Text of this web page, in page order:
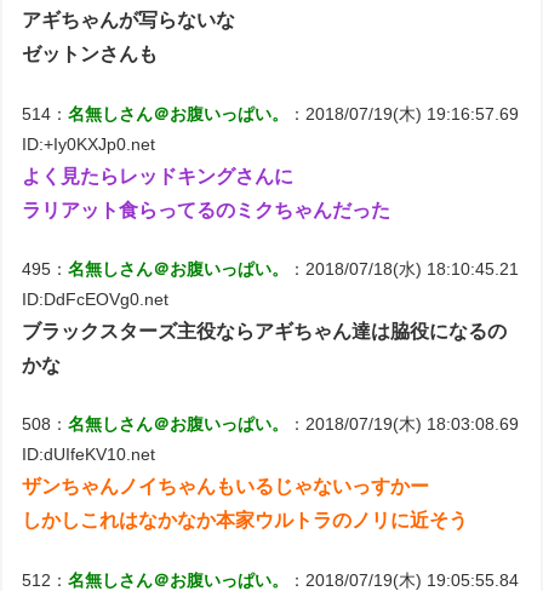
アギちゃんが写らないな
ゼットンさんも
514：名無しさん＠お腹いっぱい。
：2018/07/19(木) 19:16:57.69
ID:+Iy0KXJp0.net
よく見たらレッドキングさんに
ラリアット食らってるのミクちゃんだった
495：名無しさん＠お腹いっぱい。
：2018/07/18(水) 18:10:45.21
ID:DdFcEOVg0.net
ブラックスターズ主役ならアギちゃん達は脇役になるの
かな
508：名無しさん＠お腹いっぱい。
：2018/07/19(木) 18:03:08.69
ID:dUIfeKV10.net
ザンちゃんノイちゃんもいるじゃないっすかー
しかしこれはなかなか本家ウルトラのノリに近そう
512：名無しさん＠お腹いっぱい。
：2018/07/19(木) 19:05:55.84